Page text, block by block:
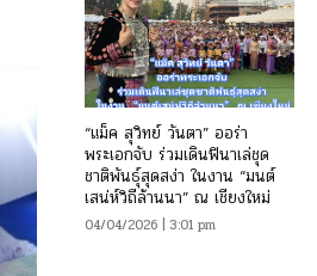
“แม็ค สุวิทย์ วันตา” ออร่า
พระเอกจับ ร่วมเดินฟินาเล่ชุด
ชาติพันธุ์สุดสง่า ในงาน “มนต์
เสน่ห์วิถีล้านนา” ณ เชียงใหม่
04/04/2026 | 3:01 pm